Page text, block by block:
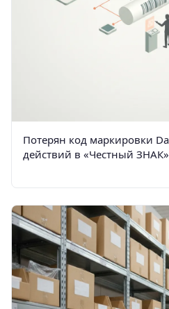
Потерян код маркировки
действий в «Честный